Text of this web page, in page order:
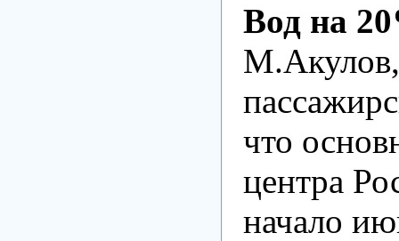
Вод на
что
центра
начало